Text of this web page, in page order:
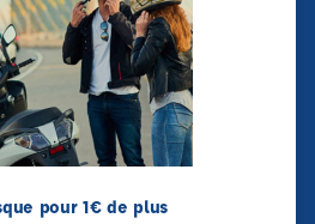
pour 1€ de plus